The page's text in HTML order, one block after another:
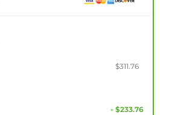
$311.76
- $233.76